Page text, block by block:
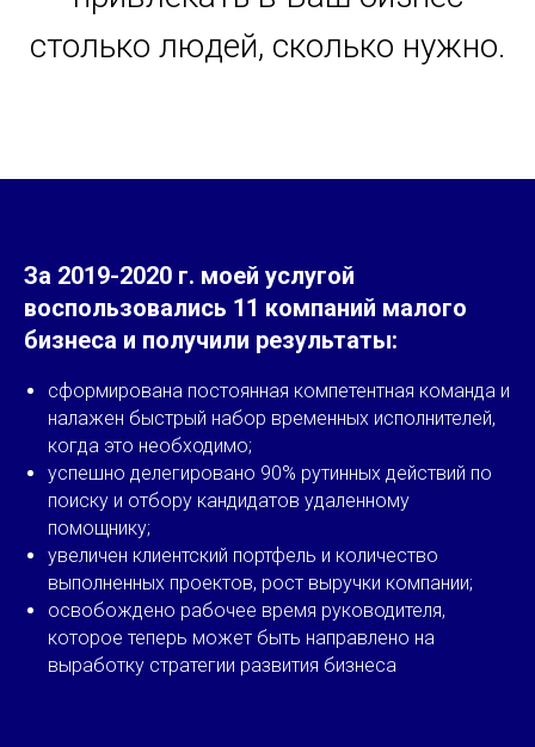
столько людей, сколько нужно.
За 2019-2020 г. моей услугой
воспользовались 11 компаний малого
бизнеса и получили результаты:
сформирована постоянная компетентная команда и
налажен быстрый набор временных исполнителей,
когда это необходимо;
успешно делегировано 90% рутинных действий по
поиску и отбору кандидатов удаленному
помощнику;
увеличен клиентский портфель и количество
выполненных проектов, рост выручки компании;
освобождено рабочее время руководителя,
которое теперь может быть направлено на
выработку стратегии развития бизнеса